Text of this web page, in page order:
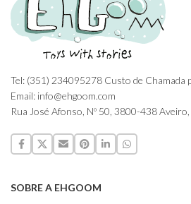
Tel: (351) 234095278 Custo de Chamada
Email: info@ehgoom.com
Rua José Afonso, Nº 50, 3800-438
SOBRE A EHGOOM